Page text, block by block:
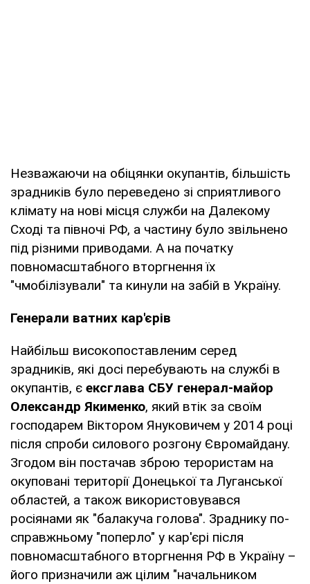
Незважаючи на обіцянки окупантів, більшість
зрадників було переведено зі сприятливого
клімату на нові місця служби на Далекому
Сході та півночі РФ, а частину було звільнено
під різними приводами. А на початку
повномасштабного вторгнення їх
"чмобілізували" та кинули на забій в Україну.
Генерали ватних кар'єрів
Найбільш високопоставленим серед
зрадників, які досі перебувають на службі в
окупантів, є ексглава СБУ генерал-майор
Олександр Якименко, який втік за своїм
господарем Віктором Януковичем у 2014 році
після спроби силового розгону Євромайдану.
Згодом він постачав зброю терористам на
окуповані території Донецької та Луганської
областей, а також використовувався
росіянами як "балакуча голова". Зраднику по-
справжньому "поперло" у кар'єрі після
повномасштабного вторгнення РФ в Україну –
його призначили аж цілим "начальником